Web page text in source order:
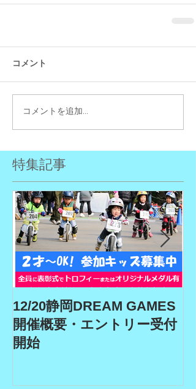
コメント
コメントを追加…
特集記事
12/20静岡DREAM GAMES
開催概要・エントリー受付
開始